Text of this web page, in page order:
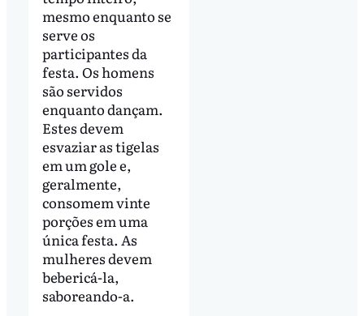
mesmo enquanto se
serve os
participantes da
festa. Os homens
são servidos
enquanto dançam.
Estes devem
esvaziar as tigelas
em um gole e,
geralmente,
consomem vinte
porções em uma
única festa. As
mulheres devem
bebericá-la,
saboreando-a.